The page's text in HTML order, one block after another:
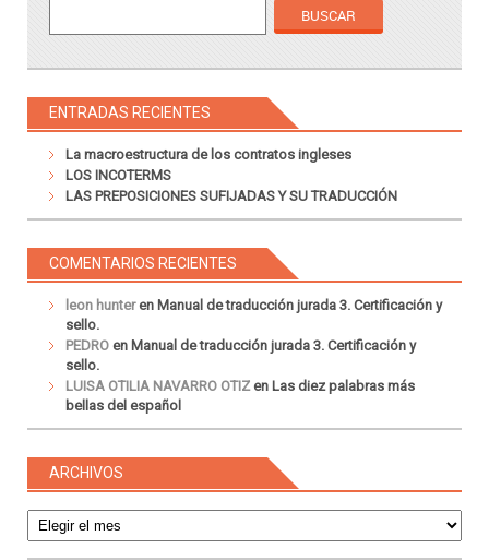
ENTRADAS RECIENTES
La macroestructura de los contratos ingleses
LOS INCOTERMS
LAS PREPOSICIONES SUFIJADAS Y SU TRADUCCIÓN
COMENTARIOS RECIENTES
leon hunteren Manual de traducción jurada 3. Certificación y
sello.
PEDRO en Manual de traducción jurada 3. Certificación y
sello.
LUISA OTILIA NAVARRO OTIZ en Las diez palabras más
bellas del español
ARCHIVOS